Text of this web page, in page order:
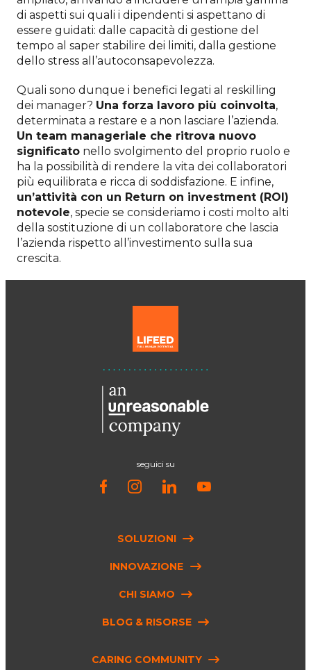
di aspetti sui quali i dipendenti si aspettano di
essere guidati: dalle capacità di gestione del
tempo al saper stabilire dei limiti, dalla gestione
dello stress all’autoconsapevolezza.
Quali sono dunque i benefici legati al reskilling
dei manager? Una forza lavoro più coinvolta,
determinata a restare e a non lasciare l’azienda.
Un team manageriale che ritrova nuovo
significato nello svolgimento del proprio ruolo e
ha la possibilità di rendere la vita dei collaboratori
più equilibrata e ricca di soddisfazione. E infine,
un’attività con un Return on investment (ROI)
notevole, specie se consideriamo i costi molto alti
della sostituzione di un collaboratore che lascia
l’azienda rispetto all’investimento sulla sua
crescita.
seguici su
SOLUZIONI
INNOVAZIONE
CHI SIAMO
BLOG & RISORSE
CARING COMMUNITY